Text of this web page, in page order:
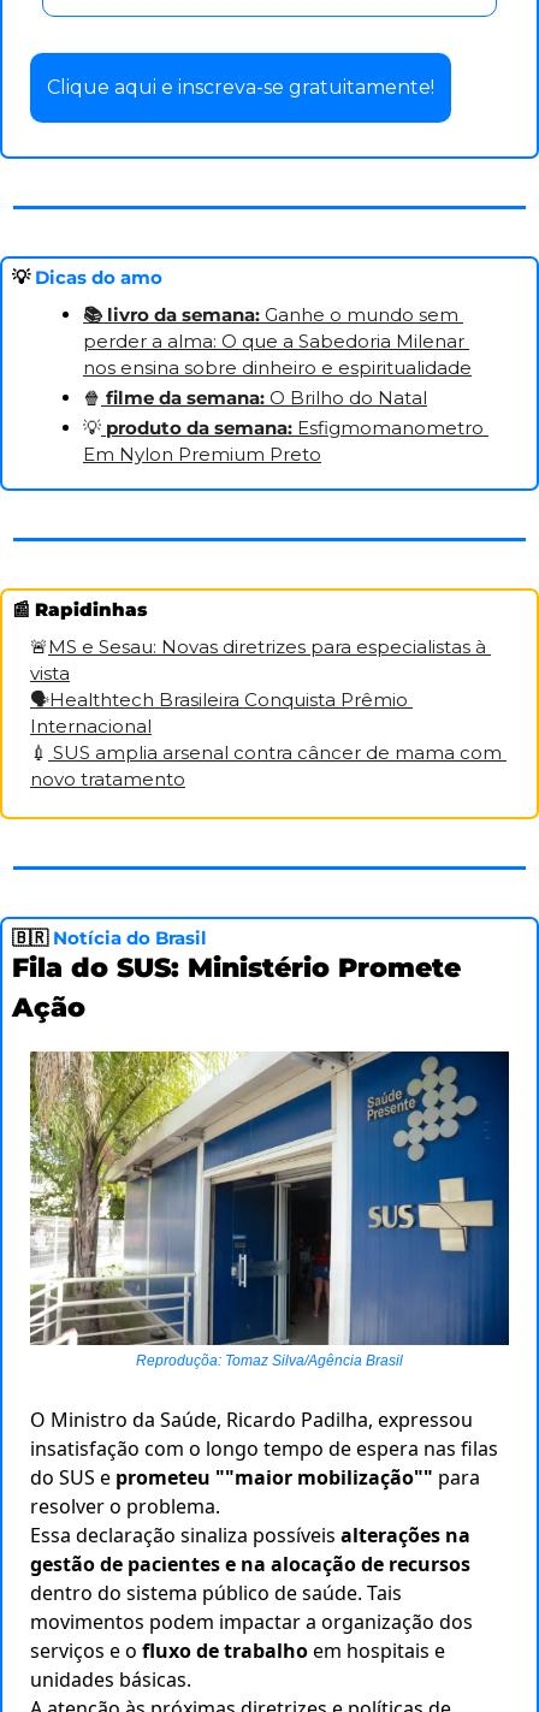
Clique aqui e inscreva-se gratuitamente!
💡 Dicas do amo
📚 livro da semana: Ganhe o mundo sem
perder a alma: O que a Sabedoria Milenar
nos ensina sobre dinheiro e espiritualidade
🍿 filme da semana: O Brilho do Natal
💡 produto da semana: Esfigmomanometro
Em Nylon Premium Preto
📰 Rapidinhas
🚨MS e Sesau: Novas diretrizes para especialistas à
vista
🗣️Healthtech Brasileira Conquista Prêmio
Internacional
💉 SUS amplia arsenal contra câncer de mama com
novo tratamento
🇧🇷 Notícia do Brasil
Fila do SUS: Ministério Promete
Ação
Reproduçõa: Tomaz Silva/Agência Brasil
O Ministro da Saúde, Ricardo Padilha, expressou
insatisfação com o longo tempo de espera nas filas
do SUS e prometeu ""maior mobilização"" para
resolver o problema.
Essa declaração sinaliza possíveis alterações na
gestão de pacientes e na alocação de recursos
dentro do sistema público de saúde. Tais
movimentos podem impactar a organização dos
serviços e o fluxo de trabalhoem hospitais e
unidades básicas.